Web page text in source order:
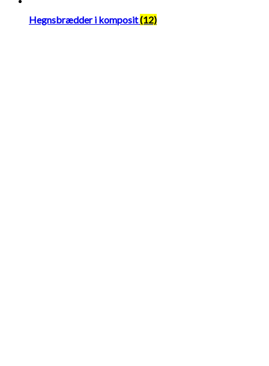
Hegnsbrædder i komposit(12)